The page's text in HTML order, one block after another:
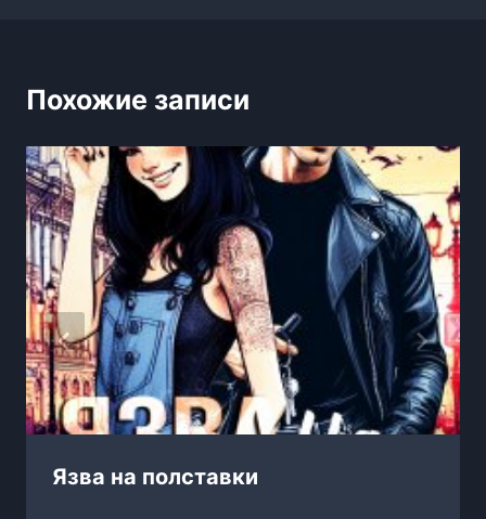
Похожие записи
Язва на полставки